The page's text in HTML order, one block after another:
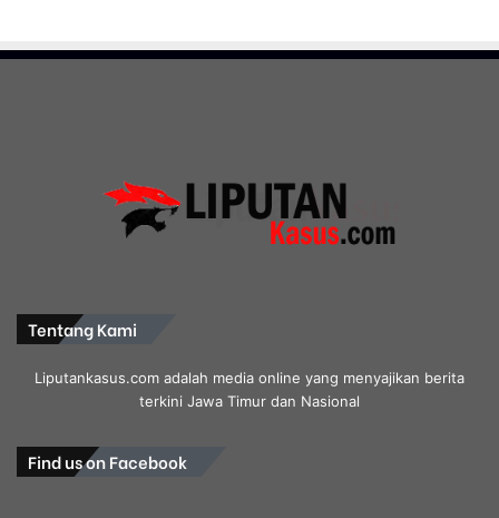
Tentang Kami
Liputankasus.com adalah media online yang menyajikan berita
terkini Jawa Timur dan Nasional
Find us on Facebook